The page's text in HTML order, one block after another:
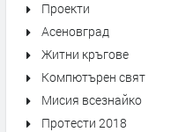
Проекти
Асеновград
Житни кръгове
Компютърен свят
Мисия всезнайко
Протести 2018